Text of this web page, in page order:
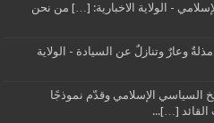
- الولاية الاخبارية: […] من نحن
وعارٌ وتنازلٌ عن السيادة - الولاية
السياسي الإسلامي وقدّم نموذجًا
القائد […]...